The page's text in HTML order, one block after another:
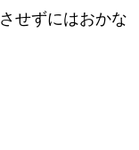
させずにはおかな